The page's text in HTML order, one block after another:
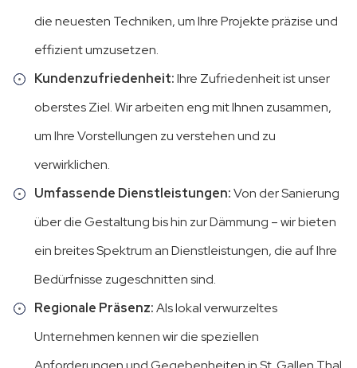
die neuesten Techniken, um Ihre Projekte präzise und
effizient umzusetzen.
Kundenzufriedenheit:Ihre Zufriedenheit ist unser
oberstes Ziel. Wir arbeiten eng mit Ihnen zusammen,
um Ihre Vorstellungen zu verstehen und zu
verwirklichen.
Umfassende Dienstleistungen:Von der Sanierung
über die Gestaltung bis hin zur Dämmung – wir bieten
ein breites Spektrum an Dienstleistungen, die auf Ihre
Bedürfnisse zugeschnitten sind.
Regionale Präsenz:Als lokal verwurzeltes
Unternehmen kennen wir die speziellen